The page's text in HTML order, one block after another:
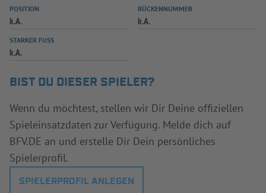
POSITION
k.A.
RÜCKENNUMMER
k.A.
STARKER FUSS
k.A.
BIST DU DIESER SPIELER?
Wenn du möchtest, stellen wir Dir Deine offiziellen
Spieleinsatzdaten zur Verfügung. Melde dich auf
BFV.DE an und erstelle Dir Dein persönliches
Spielerprofil.
SPIELERPROFIL ANLEGEN